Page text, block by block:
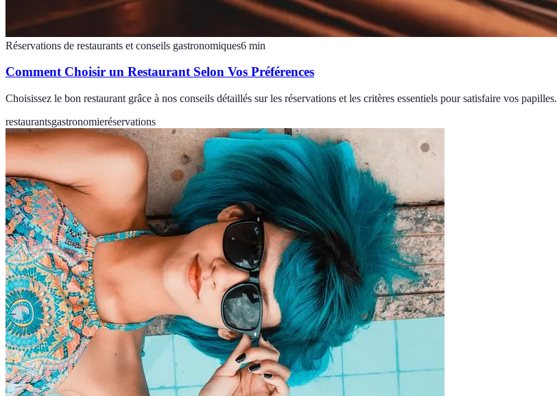
Réservations de restaurants et conseils gastronomiques6 min
Comment Choisir un Restaurant Selon Vos Préférences
Choisissez le bon restaurant grâce à nos conseils détaillés sur les réservations et les critères essentiels pour satisfaire vos papilles.
restaurantsgastronomieréservations